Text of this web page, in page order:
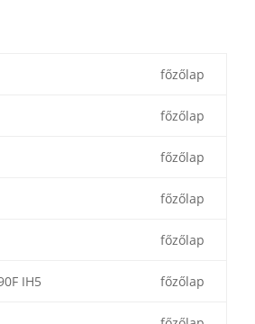
főzőlap
főzőlap
főzőlap
főzőlap
főzőlap
IH5 főzőlap